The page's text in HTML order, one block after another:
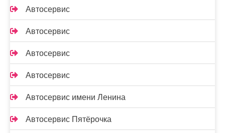
Автосервис
Автосервис
Автосервис
Автосервис
Автосервис имени Ленина
Автосервис Пятёрочка